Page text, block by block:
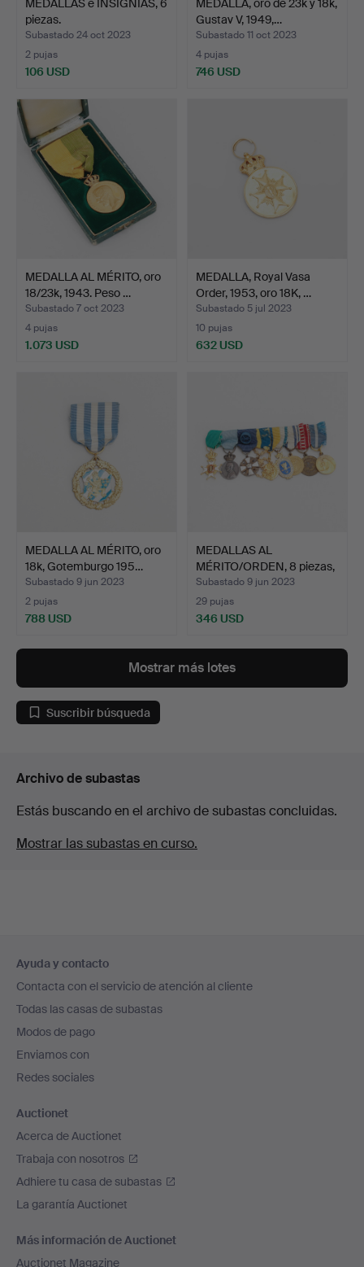
MEDALLAS e INSIGNIAS, 6
piezas.
Subastado 24 oct 2023
2 pujas
106 USD
MEDALLA, oro de 23k y 18k,
Gustav V, 1949,…
Subastado 11 oct 2023
4 pujas
746 USD
MEDALLA AL MÉRITO, oro
18/23k, 1943. Peso …
Subastado 7 oct 2023
4 pujas
1.073 USD
MEDALLA, Royal Vasa
Order, 1953, oro 18K, …
Subastado 5 jul 2023
10 pujas
632 USD
MEDALLA AL MÉRITO, oro
18k, Gotemburgo 195…
Subastado 9 jun 2023
2 pujas
788 USD
MEDALLAS AL
MÉRITO/ORDEN, 8 piezas,
en par…
Subastado 9 jun 2023
29 pujas
346 USD
Mostrar más lotes
Suscribir búsqueda
Archivo de subastas
Estás buscando en el archivo de subastas concluidas.
Mostrar las subastas en curso.
en
el
pie
de
página
Ayuda y contacto
Contacta con el servicio de atención al cliente
Todas las casas de subastas
Modos de pago
Enviamos con
Redes sociales
Auctionet
Acerca de Auctionet
Trabaja con nosotros
Adhiere tu casa de subastas
La garantía Auctionet
Más información de Auctionet
Auctionet Magazine